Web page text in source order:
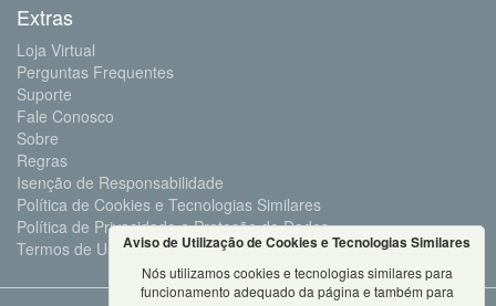
Extras
Loja Virtual
Perguntas Frequentes
Suporte
Fale Conosco
Sobre
Regras
Isenção de Responsabilidade
Política de Cookies e Tecnologias Similares
Política de Privacidade e Proteção de Dados
Termos de UsoAviso de Utilização de Cookies e Tecnologias Similares
Nós utilizamos cookies e tecnologias similares para
funcionamento adequado da página e também para